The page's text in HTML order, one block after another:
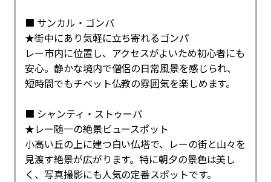
■ サンカル・ゴンパ
★街中にあり気軽に立ち寄れるゴンパ
レー市内に位置し、アクセスがよいため初心者にも
安心。静かな境内で僧侶の日常風景を感じられ、
短時間でもチベット仏教の雰囲気を楽しめます。
■ シャンティ・ストゥーパ
★レー随一の絶景ビュースポット
小高い丘の上に建つ白い仏塔で、レーの街と山々を
見渡す絶景が広がります。特に朝夕の景色は美し
く、写真撮影にも人気の定番スポットです。